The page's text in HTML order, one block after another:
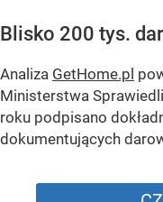
Blisko 200 tys.
Analiza GetHome.pl
Ministerstwa
roku podpisano
dokumentujących